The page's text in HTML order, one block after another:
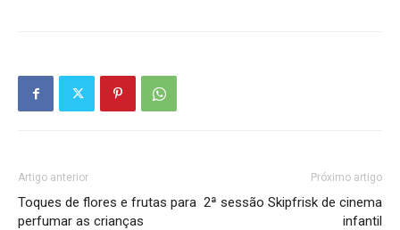
Artigo anterior
Toques de flores e frutas para
perfumar as crianças
Próximo artigo
2ª sessão Skipfrisk de cinema
infantil